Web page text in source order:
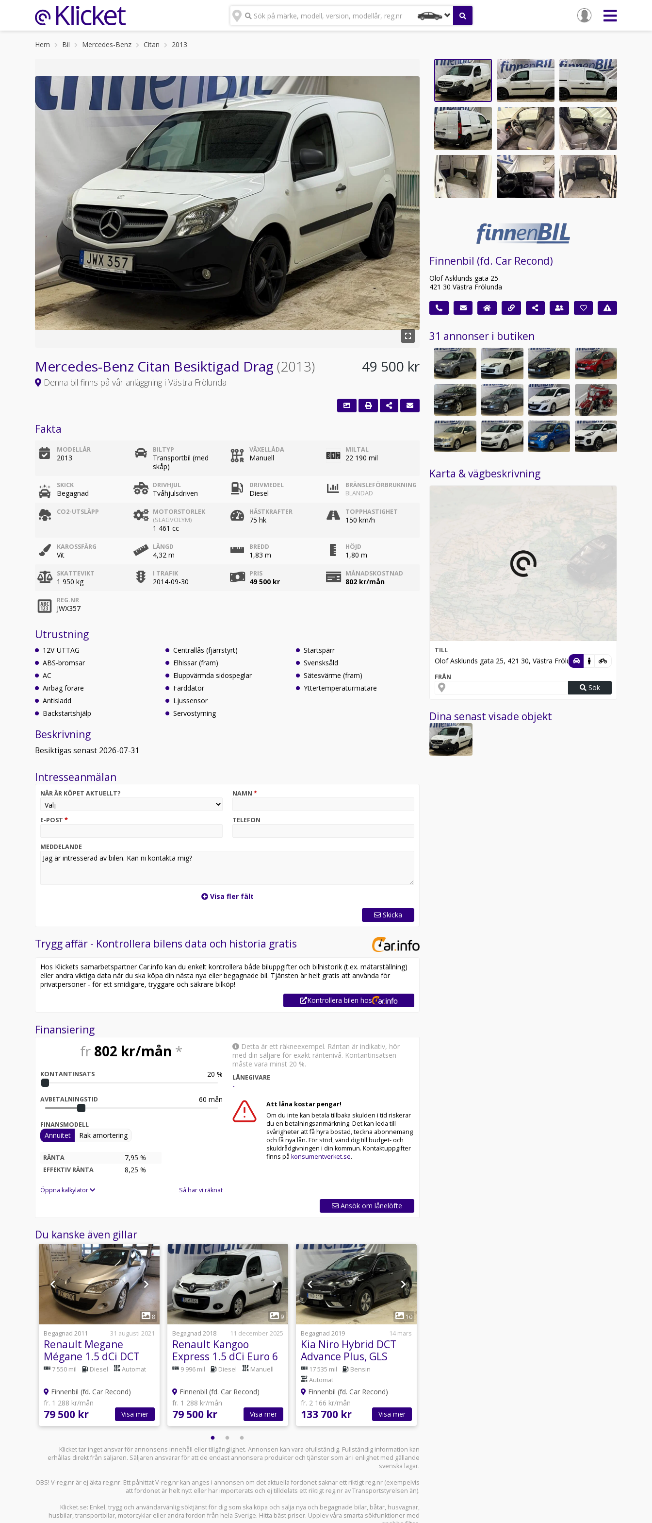
Sök på märke, modell, version, modellår, reg.nr
Hem Bil Mercedes-Benz Citan 2013
Mercedes-Benz Citan Besiktigad Drag (2013)
Denna bil finns på vår anläggning i Västra Frölunda
49 500 kr
Fakta
MODELLÅR
2013
BILTYP
Transportbil (med
skåp)
VÄXELLÅDA
Manuell
MILTAL
22 190 mil
SKICK
Begagnad
DRIVHJUL
Tvåhjulsdriven
DRIVMEDEL
Diesel
BRÄNSLEFÖRBRUKNING
BLANDAD
CO2-UTSLÄPP
MOTORSTORLEK
(SLAGVOLYM)
1 461 cc
HÄSTKRAFTER
75 hk
TOPPHASTIGHET
150 km/h
KAROSSFÄRG
Vit
LÄNGD
4,32 m
BREDD
1,83 m
HÖJD
1,80 m
SKATTEVIKT
1 950 kg
I TRAFIK
2014-09-30
PRIS
49 500 kr
MÅNADSKOSTNAD
802kr/mån
REG.NR
JWX357
Utrustning
12V-UTTAG
ABS-bromsar
AC
Airbag förare
Antisladd
Backstartshjälp
Centrallås (fjärrstyrt)
Elhissar (fram)
Eluppvärmda sidospeglar
Färddator
Ljussensor
Servostyrning
Startspärr
Svensksåld
Sätesvärme (fram)
Yttertemperaturmätare
Beskrivning
Besiktigas senast 2026-07-31
Intresseanmälan
NÄR ÄR KÖPET AKTUELLT? NAMN *
E-POST * TELEFON
MEDDELANDE
Visa fler fält
Skicka
Trygg affär - Kontrollera bilens data och historia gratis
Hos Klickets samarbetspartner Car.info kan du enkelt kontrollera både biluppgifter och bilhistorik (t.ex. mätarställning)
eller andra viktiga data när du ska köpa din nästa nya eller begagnade bil. Tjänsten är helt gratis att använda för
privatpersoner - för ett smidigare, tryggare och säkrare bilköp!
Kontrollera bilen hos
Finansiering
fr 802 kr/mån *
KONTANTINSATS 20 %
AVBETALNINGSTID 60 mån
FINANSMODELL
Annuitet Rak amortering
RÄNTA 7,95 %
EFFEKTIV RÄNTA 8,25 %
Öppna kalkylator Så har vi räknat
Detta är ett räkneexempel. Räntan är indikativ, hör
med din säljare för exakt räntenivå. Kontantinsatsen
måste vara minst 20 %.
LÅNEGIVARE
-
Att låna kostar pengar!
Om du inte kan betala tillbaka skulden i tid riskerar
du en betalningsanmärkning. Det kan leda till
svårigheter att få hyra bostad, teckna abonnemang
och få nya lån. För stöd, vänd dig till budget- och
skuldrådgivningen i din kommun. Kontaktuppgifter
finns på konsumentverket.se.
Ansök om lånelöfte
Du kanske även gillar
1
8
Begagnad 2011
31 augusti 2021
Renault Megane
Mégane 1.5 dCi DCT
110hk
7 550 mil Diesel Automat
Finnenbil (fd. Car Recond)
fr. 1 288 kr/mån
79 500 kr Visa mer
1
9
Begagnad 2018
11 december 2025
Renault Kangoo
Express 1.5 dCi Euro 6
Momsbil
9 996 mil Diesel Manuell
Finnenbil (fd. Car Recond)
fr. 1 288 kr/mån
79 500 kr Visa mer
1
10
Begagnad 2019
14 mars
Kia Niro Hybrid DCT
Advance Plus, GLS
besiktad
17 535 mil
Bensin
Automat
Finnenbil (fd. Car Recond)
fr. 2 166 kr/mån
133 700 kr Visa mer
Klicket tar inget ansvar för annonsens innehåll eller tillgänglighet. Annonsen kan vara ofullständig. Fullständig information kan
erhållas direkt från säljaren. Säljaren ansvarar för att de endast annonsera produkter och tjänster som är i enlighet med gällande
svenska lagar.
OBS! V-reg.nr är ej äkta reg.nr. Ett påhittat V-reg.nr kan anges i annonsen om det aktuella fordonet saknar ett riktigt reg.nr (exempelvis
att fordonet är helt nytt eller har importerats och ej tilldelats ett riktigt reg.nr av Transportstyrelsen än).
Klicket.se: Enkel, trygg och användarvänlig söktjänst för dig som ska köpa och sälja nya och begagnade bilar, båtar, husvagnar,
husbilar,transportbilar, motorcyklar eller andra fordon från hela Sverige. Hitta bäst priser. Upplev våra smarta sökfunktioner med
Finnenbil (fd. Car Recond)
Olof Asklunds gata 25
421 30 Västra Frölunda
31 annonser i butiken
Karta & vägbeskrivning
TILL
Olof Asklunds gata 25, 421 30, Västra Frölunda
FRÅN
Sök
Dina senast visade objekt